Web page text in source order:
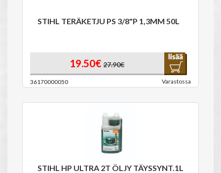
STIHL TERÄKETJU PS 3/8"P 1,3MM 50L
19.50€ 27.90€
36170000050 Varastossa
STIHL HP ULTRA 2T ÖLJY TÄYSSYNT.1L